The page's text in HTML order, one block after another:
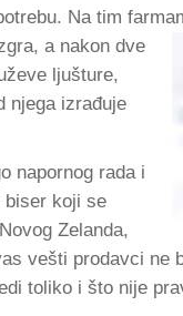
Na tim
a nakon dve
ljušture,
njega izrađuje
napornog rada i
biser koji se
Zelanda,
vešti prodavci ne
toliko i što nije